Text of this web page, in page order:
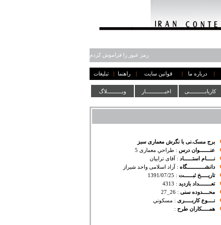
رمز عبور را فراموش کردم
درباره ما قوانین سایت راهنما تبلیغات
کاریابـــــــــــی اخبـــــــــــــار وبــــــــــلاگ
برج مسک.نی با نگرش معماری سبز
عنـــــــوان درس : طراحي معماری 5
نـــــام استــــــاد :
آقای ترابیان
دانشــــــــــــگاه :
آزاد اسلامی واحد شیراز
تاریـــــخ ثبــــــت :
1391/07/25
تعــــــــداد بازدید :
4313
محــــدوده سنی :
26_27
نــــوع کاربـــــری : مسكوني
همـــــکاران طرح :